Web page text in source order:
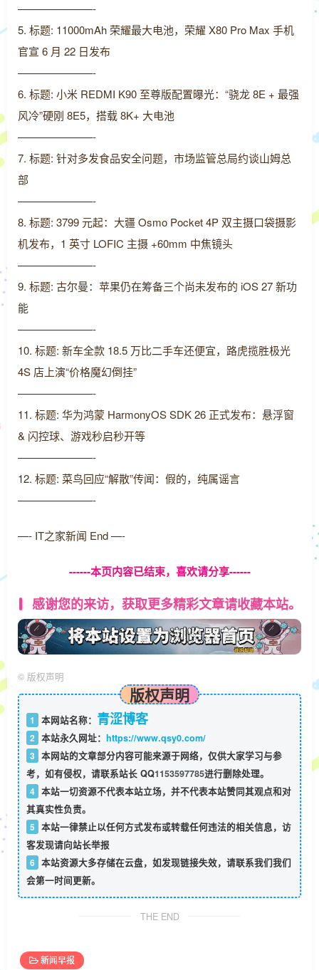
———————-
5. 标题: 11000mAh 荣耀最大电池，荣耀 X80 Pro Max 手机
官宣 6 月 22 日发布
———————-
6. 标题: 小米 REDMI K90 至尊版配置曝光：“骁龙 8E + 最强
风冷”硬刚 8E5，搭载 8K+ 大电池
———————-
7. 标题: 针对多发食品安全问题，市场监管总局约谈山姆总
部
———————-
8. 标题: 3799 元起：大疆 Osmo Pocket 4P 双主摄口袋摄影
机发布，1 英寸 LOFIC 主摄 +60mm 中焦镜头
———————-
9. 标题: 古尔曼：苹果仍在筹备三个尚未发布的 iOS 27 新功
能
———————-
10. 标题: 新车全款 18.5 万比二手车还便宜，路虎揽胜极光
4S 店上演“价格魔幻倒挂”
———————-
11. 标题: 华为鸿蒙 HarmonyOS SDK 26 正式发布：悬浮窗
& 闪控球、游戏秒启秒开等
———————-
12. 标题: 菜鸟回应“解散”传闻：假的，纯属谣言
———————-
—- IT之家新闻 End —-
------本页内容已结束，喜欢请分享------
感谢您的来访，获取更多精彩文章请收藏本站。
© 版权声明
版权声明
1 本网站名称： 青涩博客
2 本站永久网址： https://www.qsy0.com/
3 本网站的文章部分内容可能来源于网络，仅供大家学习与参
考，如有侵权，请联系站长 QQ1153597785进行删除处理。
4 本站一切资源不代表本站立场，并不代表本站赞同其观点和对
其真实性负责。
5 本站一律禁止以任何方式发布或转载任何违法的相关信息，访
客发现请向站长举报
6 本站资源大多存储在云盘，如发现链接失效，请联系我们我们
会第一时间更新。
THE END
新闻早报